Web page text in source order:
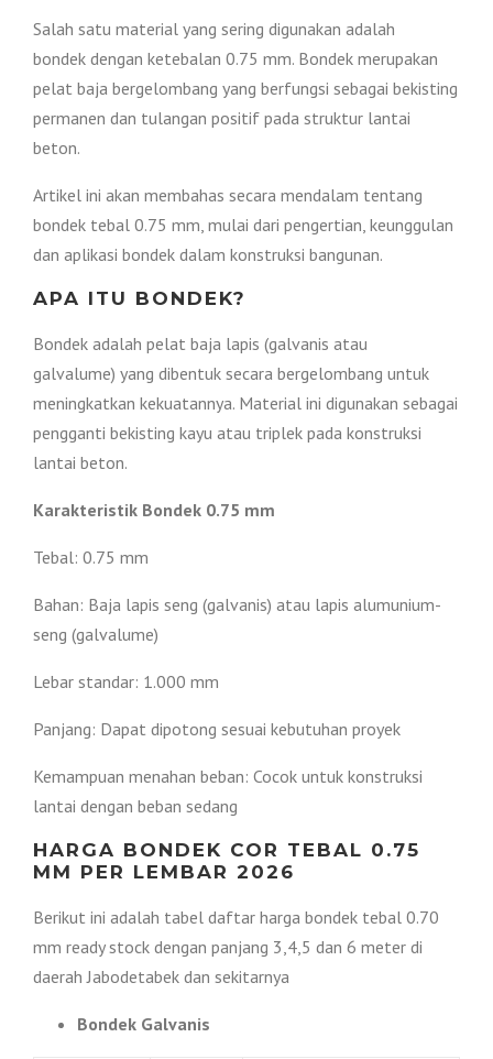
Salah satu material yang sering digunakan adalah
bondek dengan ketebalan 0.75 mm. Bondek merupakan
pelat baja bergelombang yang berfungsi sebagai bekisting
permanen dan tulangan positif pada struktur lantai
beton.
Artikel ini akan membahas secara mendalam tentang
bondek tebal 0.75 mm, mulai dari pengertian, keunggulan
dan aplikasi bondek dalam konstruksi bangunan.
APA ITU BONDEK?
Bondek adalah pelat baja lapis (galvanis atau
galvalume) yang dibentuk secara bergelombang untuk
meningkatkan kekuatannya. Material ini digunakan sebagai
pengganti bekisting kayu atau triplek pada konstruksi
lantai beton.
Karakteristik Bondek 0.75 mm
Tebal: 0.75 mm
Bahan: Baja lapis seng (galvanis) atau lapis alumunium-
seng (galvalume)
Lebar standar: 1.000 mm
Panjang: Dapat dipotong sesuai kebutuhan proyek
Kemampuan menahan beban: Cocok untuk konstruksi
lantai dengan beban sedang
HARGA BONDEK COR TEBAL 0.75
MM PER LEMBAR 2026
Berikut ini adalah tabel daftar harga bondek tebal 0.70
mm ready stock dengan panjang 3,4,5 dan 6 meter di
daerah Jabodetabek dan sekitarnya
Bondek Galvanis